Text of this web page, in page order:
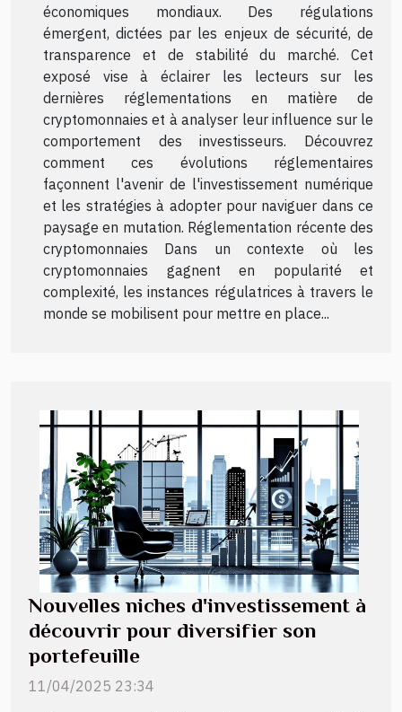
économiques mondiaux. Des régulations
émergent, dictées par les enjeux de sécurité, de
transparence et de stabilité du marché. Cet
exposé vise à éclairer les lecteurs sur les
dernières réglementations en matière de
cryptomonnaies et à analyser leur influence sur le
comportement des investisseurs. Découvrez
comment ces évolutions réglementaires
façonnent l'avenir de l'investissement numérique
et les stratégies à adopter pour naviguer dans ce
paysage en mutation. Réglementation récente des
cryptomonnaies Dans un contexte où les
cryptomonnaies gagnent en popularité et
complexité, les instances régulatrices à travers le
monde se mobilisent pour mettre en place...
Nouvelles niches d'investissement à
découvrir pour diversifier son
portefeuille
11/04/2025 23:34